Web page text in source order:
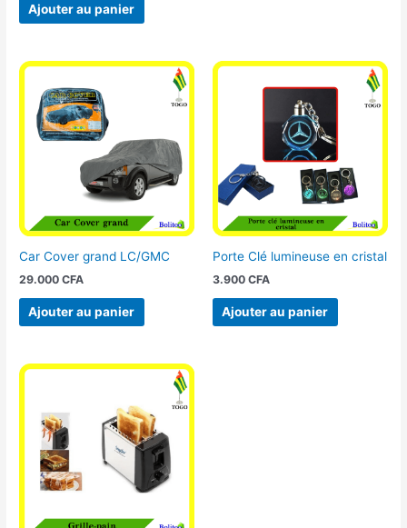
Ajouter au panier
Car Cover grand LC/GMC
29.000CFA
Ajouter au panier
Porte Clé lumineuse en cristal
3.900 CFA
Ajouter au panier